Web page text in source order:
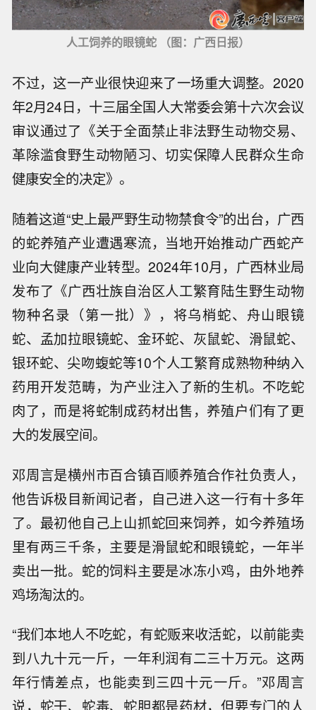
人工饲养的眼镜蛇 （图：广西日报）
不过，这一产业很快迎来了一场重大调整。2020
年2月24日，十三届全国人大常委会第十六次会议
审议通过了《关于全面禁止非法野生动物交易、
革除滥食野生动物陋习、切实保障人民群众生命
健康安全的决定》。
随着这道“史上最严野生动物禁食令”的出台，广西
的蛇养殖产业遭遇寒流，当地开始推动广西蛇产
业向大健康产业转型。2024年10月，广西林业局
发布了《广西壮族自治区人工繁育陆生野生动物
物种名录（第一批）》，将乌梢蛇、舟山眼镜
蛇、孟加拉眼镜蛇、金环蛇、灰鼠蛇、滑鼠蛇、
银环蛇、尖吻蝮蛇等10个人工繁育成熟物种纳入
药用开发范畴，为产业注入了新的生机。不吃蛇
肉了，而是将蛇制成药材出售，养殖户们有了更
大的发展空间。
邓周言是横州市百合镇百顺养殖合作社负责人，
他告诉极目新闻记者，自己进入这一行有十多年
了。最初他自己上山抓蛇回来饲养，如今养殖场
里有两三千条，主要是滑鼠蛇和眼镜蛇，一年半
卖出一批。蛇的饲料主要是冰冻小鸡，由外地养
鸡场淘汰的。
“我们本地人不吃蛇，有蛇贩来收活蛇，以前能卖
到八九十元一斤，一年利润有二三十万元。这两
年行情差点，也能卖到三四十元一斤。”邓周言
说，蛇干、蛇毒、蛇胆都是药材，但要专门的人